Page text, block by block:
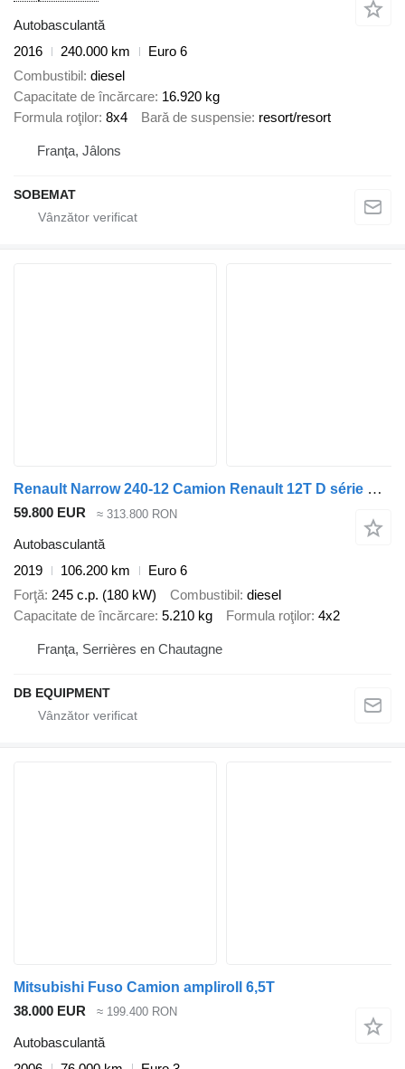
Autobasculantă
2016
240.000 km
Euro 6
Combustibil diesel
Capacitate de încărcare 16.920 kg
Formula roţilor 8x4 Bară de suspensie resort/resort
Franţa, Jâlons
SOBEMAT
Renault Narrow 240-12 Camion Renault 12T D série DTI 5
59.800 EUR ≈ 313.800 RON
Autobasculantă
2019
106.200 km
Euro 6
Forţă 245 c.p. (180 kW) Combustibil diesel
Capacitate de încărcare 5.210 kg Formula roţilor 4x2
Franţa, Serrières en Chautagne
DB EQUIPMENT
Mitsubishi Fuso Camion ampliroll 6,5T
38.000 EUR
≈ 199.400 RON
Autobasculantă